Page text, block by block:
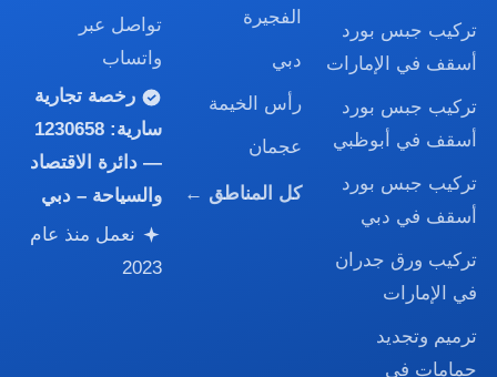
تركيب جبس بورد
أسقف في الإمارات
تركيب جبس بورد
أسقف في أبوظبي
تركيب جبس بورد
أسقف في دبي
تركيب ورق جدران
في الإمارات
ترميم وتجديد
حمامات في
الفجيرة
دبي
رأس الخيمة
عجمان
كل المناطق ←
تواصل عبر
واتساب
رخصة تجارية
سارية:1230658
— دائرة الاقتصاد
والسياحة – دبي
نعمل منذ عام
2023